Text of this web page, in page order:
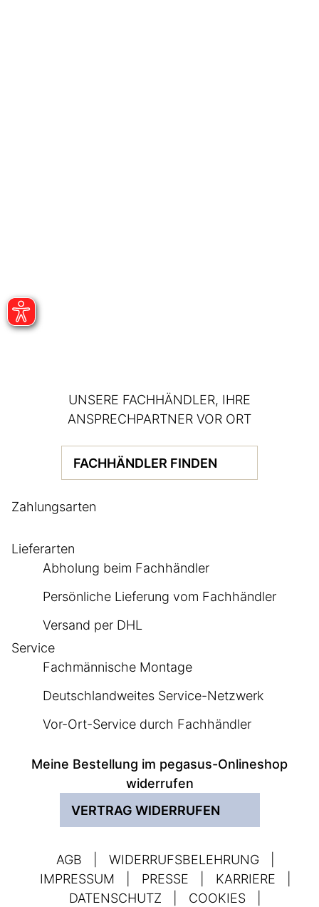
UNSERE FACHHÄNDLER, IHRE
ANSPRECHPARTNER VOR ORT
FACHHÄNDLER FINDEN
Zahlungsarten
Lieferarten
Abholung beim Fachhändler
Persönliche Lieferung vom Fachhändler
Versand per DHL
Service
Fachmännische Montage
Deutschlandweites Service-Netzwerk
Vor-Ort-Service durch Fachhändler
Meine Bestellung im pegasus-Onlineshop
widerrufen
VERTRAG WIDERRUFEN
AGB WIDERRUFSBELEHRUNG
IMPRESSUM
PRESSE KARRIERE
DATENSCHUTZ
COOKIES